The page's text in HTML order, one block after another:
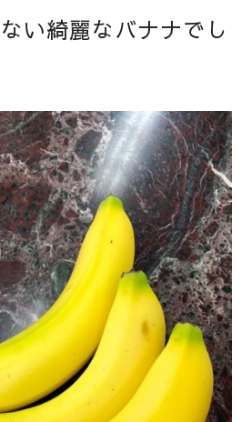
い綺麗なバナナでし